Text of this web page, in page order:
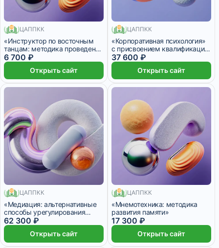
144 месяца
ЦАППКК
«Инструктор по восточным
танцам: методика проведения
и организации занятий»
6 700 ₽
Открыть сайт
580 месяцев
ЦАППКК
«Корпоративная психология»
с присвоением квалификации
«Корпоративный психолог»
37 600 ₽
Открыть сайт
750 месяцев
ЦАППКК
«Медиация: альтернативные
способы урегулирования
конфликтов» с присвоением
квалификации «Специалист в
области медиации
(медиатор)»
62 300 ₽
Открыть сайт
180 месяцев
ЦАППКК
«Мнемотехника: методика
развития памяти»
17 300 ₽
Открыть сайт